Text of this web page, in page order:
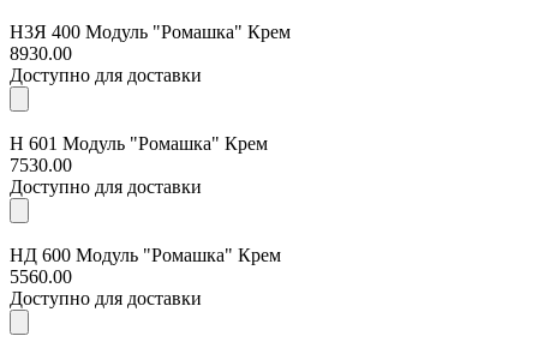
Н3Я 400 Модуль "Ромашка" Крем
8930.00
Доступно для доставки
Н 601 Модуль "Ромашка" Крем
7530.00
Доступно для доставки
НД 600 Модуль "Ромашка" Крем
5560.00
Доступно для доставки